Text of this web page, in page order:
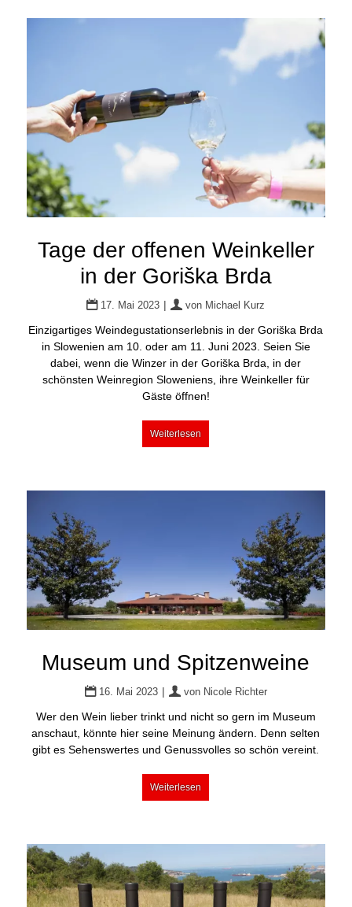
Tage der offenen Weinkeller
in der Goriška Brda
17. Mai 2023 | von Michael Kurz
Einzigartiges Weindegustationserlebnis in der Goriška Brda
in Slowenien am 10. oder am 11. Juni 2023. Seien Sie
dabei, wenn die Winzer in der Goriška Brda, in der
schönsten Weinregion Sloweniens, ihre Weinkeller für
Gäste öffnen!
Weiterlesen
Museum und Spitzenweine
16. Mai 2023 | von Nicole Richter
Wer den Wein lieber trinkt und nicht so gern im Museum
anschaut, könnte hier seine Meinung ändern. Denn selten
gibt es Sehenswertes und Genussvolles so schön vereint.
Weiterlesen